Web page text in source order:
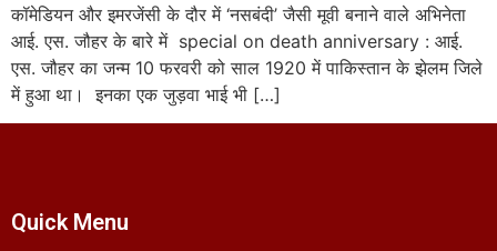
कॉमेडियन और इमरजेंसी के दौर में ‘नसबंदी’ जैसी मूवी बनाने वाले अभिनेता
आई. एस. जौहर के बारे में special on death anniversary : आई.
एस. जौहर का जन्म 10 फरवरी को साल 1920 में पाकिस्तान के झेलम जिले
में हुआ था। इनका एक जुड़वा भाई भी […]
Quick Menu